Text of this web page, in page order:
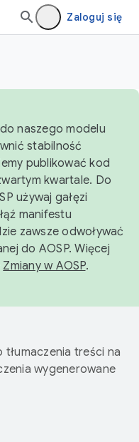
Zaloguj się
naszego modelu
stabilność
publikować kod
kwartale. Do
używaj gałęzi
manifestu
zawsze odwoływać
do AOSP. Więcej
Zmiany w AOSP.
treści na
wygenerowane